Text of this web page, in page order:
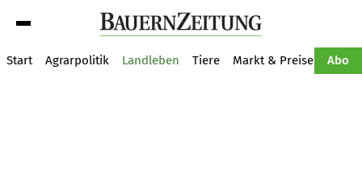
Start Agrarpolitik Landleben Tiere Markt & Preise Abo